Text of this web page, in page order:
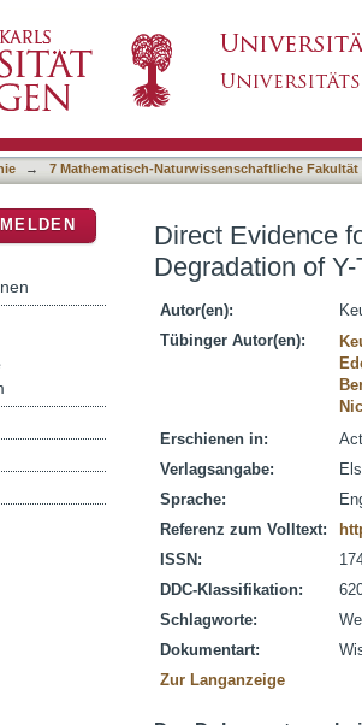
→ 7 Mathematisch-Naturwissenschaftliche Fakultät
Direct Evidence
Degradation of
Autor(en):
Tübinger Autor(en):
Erschienen in:
Verlagsangabe:
Sprache:
Referenz zum Volltext:
ISSN:
DDC-Klassifikation:
Schlagworte:
Dokumentart:
Zur Langanzeige